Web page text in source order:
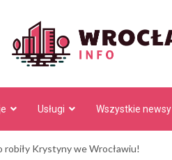
Usługi Wszystkie newsy
robiły Krystyny we Wrocławiu!